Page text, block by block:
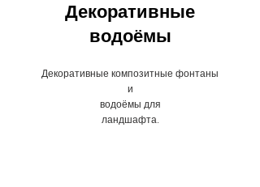
Декоративные
водоёмы
Декоративные композитные фонтаны
и
водоёмы для
ландшафта.